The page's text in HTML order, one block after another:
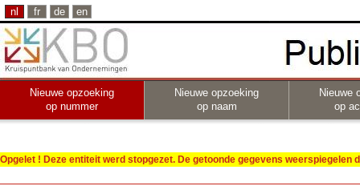
nl fr de en
Nieuwe opzoeking
op nummer
Nieuwe opzoeking
op naam
Nieuwe
op
Opgelet ! Deze entiteit werd stopgezet. De getoonde gegevens